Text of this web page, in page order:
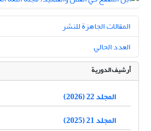
المقالات الجاهزة للنشر
العدد الحالي
أرشيف الدورية
المجلد 22 (2026)
المجلد 21 (2025)